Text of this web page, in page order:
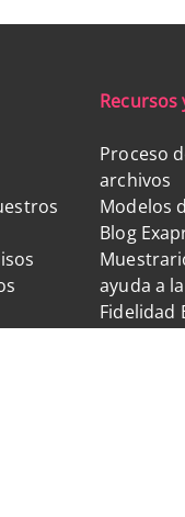
Recursos
Proceso
archivos
Modelos
Blog
ayuda a
Fidelidad